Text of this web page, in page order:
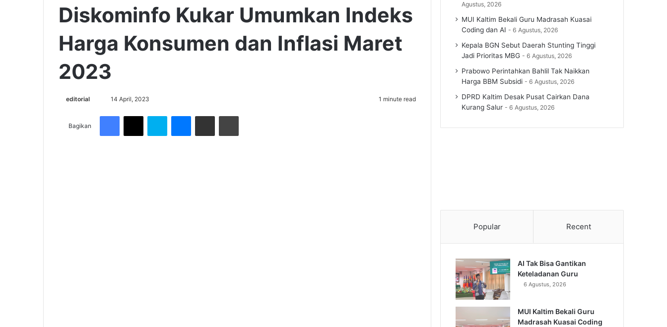
Diskominfo Kukar Umumkan Indeks
Harga Konsumen dan Inflasi Maret
2023
editorial
Send14 April, 2023 1 minute read
Bagikan
Facebook
X Skype Messenger
Share via Email Cetak
Agustus, 2026
MUI Kaltim Bekali Guru Madrasah Kuasai
Coding dan AI
6 Agustus, 2026
Kepala BGN Sebut Daerah Stunting Tinggi
Jadi Prioritas MBG
6 Agustus, 2026
Prabowo Perintahkan Bahlil Tak Naikkan
Harga BBM Subsidi
6 Agustus, 2026
DPRD Kaltim Desak Pusat Cairkan Dana
Kurang Salur
6 Agustus, 2026
Popular Recent
AI Tak Bisa Gantikan
Keteladanan Guru
6 Agustus, 2026
MUI Kaltim Bekali Guru
Madrasah Kuasai Coding